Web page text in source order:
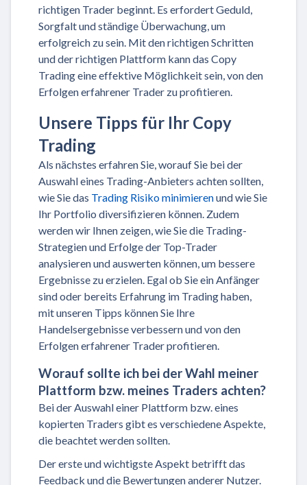
richtigen Trader beginnt. Es erfordert Geduld,
Sorgfalt und ständige Überwachung, um
erfolgreich zu sein. Mit den richtigen Schritten
und der richtigen Plattform kann das Copy
Trading eine effektive Möglichkeit sein, von den
Erfolgen erfahrener Trader zu profitieren.
Unsere Tipps für Ihr Copy
Trading
Als nächstes erfahren Sie, worauf Sie bei der
Auswahl eines Trading-Anbieters achten sollten,
wie Sie das Trading Risiko minimierenund wie Sie
Ihr Portfolio diversifizieren können. Zudem
werden wir Ihnen zeigen, wie Sie die Trading-
Strategien und Erfolge der Top-Trader
analysieren und auswerten können, um bessere
Ergebnisse zu erzielen. Egal ob Sie ein Anfänger
sind oder bereits Erfahrung im Trading haben,
mit unseren Tipps können Sie Ihre
Handelsergebnisse verbessern und von den
Erfolgen erfahrener Trader profitieren.
Worauf sollte ich bei der Wahl meiner
Plattform bzw. meines Traders achten?
Bei der Auswahl einer Plattform bzw. eines
kopierten Traders gibt es verschiedene Aspekte,
die beachtet werden sollten.
Der erste und wichtigste Aspekt betrifft das
Feedback und die Bewertungen anderer Nutzer.